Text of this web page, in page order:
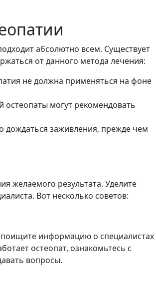
абсолютно всем. Существует
от данного метода лечения:
не должна применяться на фоне
остеопаты могут рекомендовать
дождаться заживления, прежде чем
желаемого результата. Уделите
Вот несколько советов:
поищите информацию о специалистах
остеопат, ознакомьтесь с
вопросы.